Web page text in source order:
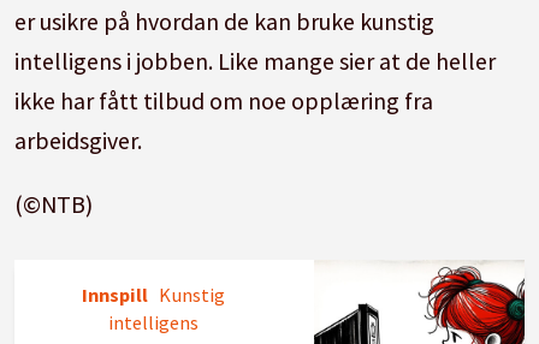
er usikre på hvordan de kan bruke kunstig
intelligens i jobben. Like mange sier at de heller
ikke har fått tilbud om noe opplæring fra
arbeidsgiver.
(©NTB)
Innspill Kunstig
intelligens